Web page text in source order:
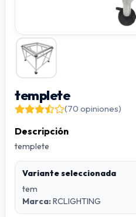
templete
(70 opiniones)
Descripción
templete
Variante seleccionada
tem
Marca:RCLIGHTING